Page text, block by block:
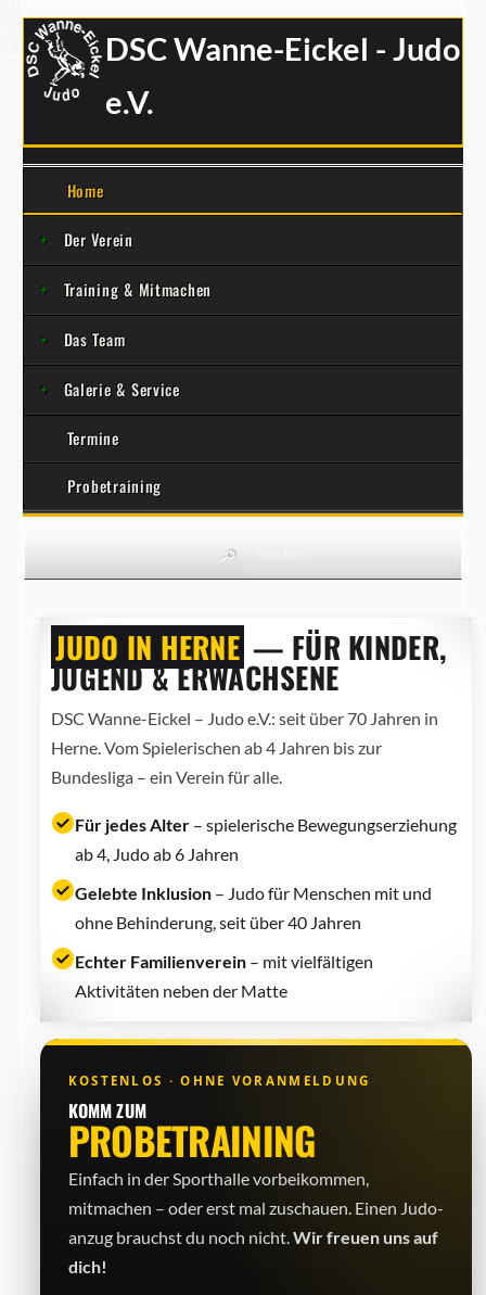
DSC Wanne-Eickel - Judo
e.V.
Home
Der Verein
Training & Mitmachen
Das Team
Galerie & Service
Termine
Probetraining
JUDO IN HERNE — FÜR KINDER,
JUGEND & ERWACHSENE
DSC Wanne-Eickel – Judo e.V.: seit über 70 Jahren in
Herne. Vom Spielerischen ab 4 Jahren bis zur
Bundesliga – ein Verein für alle.
Für jedes Alter – spielerische Bewegungserziehung
ab 4, Judo ab 6 Jahren
Gelebte Inklusion – Judo für Menschen mit und
ohne Behinderung, seit über 40 Jahren
Echter Familienverein – mit vielfältigen
Aktivitäten neben der Matte
KOSTENLOS · OHNE VORANMELDUNG
KOMM ZUM
PROBETRAINING
Einfach in der Sporthalle vorbeikommen,
mitmachen – oder erst mal zuschauen. Einen Judo­
anzug brauchst du noch nicht.Wir freuen uns auf
dich!